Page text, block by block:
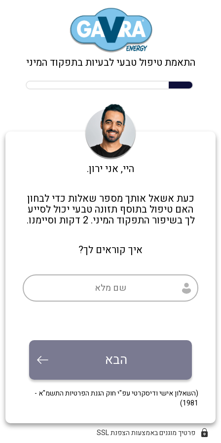
התאמת טיפול טבעי לבעיות בתפקוד המיני
היי, אני ירון.
כעת אשאל אותך מספר שאלות כדי לבחון
האם טיפול בתוסף תזונה טבעי יכול לסייע
לך בשיפור התפקוד המיני. 2 דקות וסיימנו.
איך קוראים לך?
הבא
(השאלון אישי ודיסקרטי עפ"י חוק הגנת הפרטיות התשמ"א -
1981)
פרטיך מוגנים באמצעות הצפנת SSL